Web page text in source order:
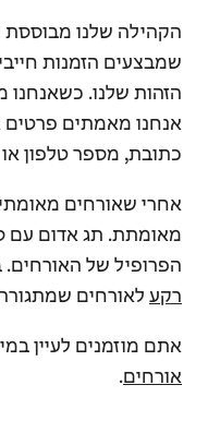
הקהילה שלנו מבוססת
שמבצעים הזמנות
הזהות שלנו.
אנחנו מאמתים פרטים
כתובת, מספר טלפון
אחרי שאורחים
מאומתת. תג אדום עם
הפרופיל של האורחים.
רקע לאורחים
אתם מוזמנים לעיין
אורחים.